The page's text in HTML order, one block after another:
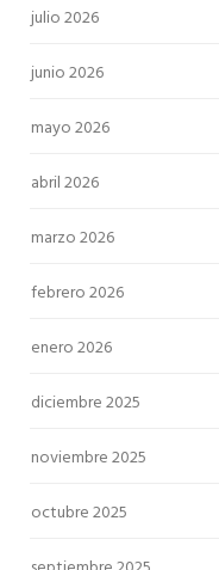
julio 2026
junio 2026
mayo 2026
abril 2026
marzo 2026
febrero 2026
enero 2026
diciembre 2025
noviembre 2025
octubre 2025